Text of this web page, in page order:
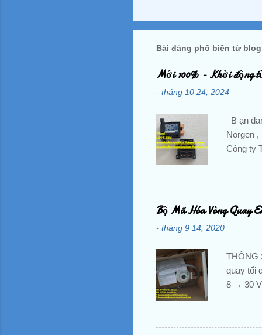
Bài đăng phổ biến từ
Mới 100% - Khởi động
- tháng 10 24, 2024
B ạn
Norgen
Công ty
Dương,
Bộ Mã Hóa Vòng Quay
- tháng 9 14, 2020
THÔNG
quay tối
8 → 30 V
xuyên
tư vấn